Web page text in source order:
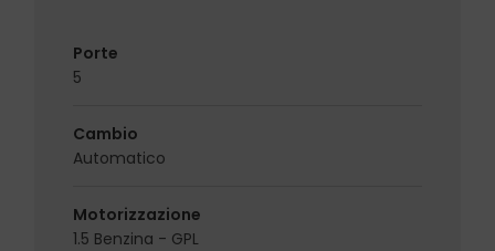
Porte
5
Cambio
Automatico
Motorizzazione
1.5 Benzina - GPL